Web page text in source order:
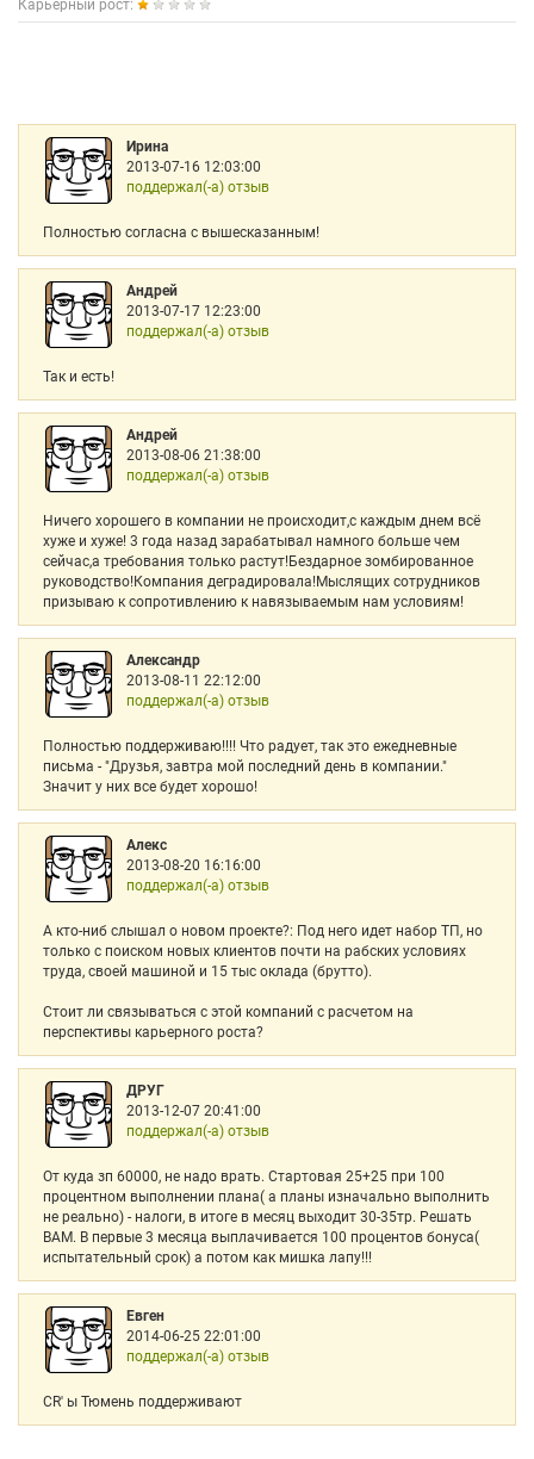
Карьерный рост:
Ирина
2013-07-16 12:03:00
поддержал(-а) отзыв
Полностью согласна с вышесказанным!
Андрей
2013-07-17 12:23:00
поддержал(-а) отзыв
Так и есть!
Андрей
2013-08-06 21:38:00
поддержал(-а) отзыв
Ничего хорошего в компании не происходит,с каждым днем всё
хуже и хуже! 3 года назад зарабатывал намного больше чем
сейчас,а требования только растут!Бездарное зомбированное
руководство!Компания деградировала!Мыслящих сотрудников
призываю к сопротивлению к навязываемым нам условиям!
Александр
2013-08-11 22:12:00
поддержал(-а) отзыв
Полностью поддерживаю!!!! Что радует, так это ежедневные
письма - "Друзья, завтра мой последний день в компании."
Значит у них все будет хорошо!
Алекс
2013-08-20 16:16:00
поддержал(-а) отзыв
А кто-ниб слышал о новом проекте?: Под него идет набор ТП, но
только с поиском новых клиентов почти на рабских условиях
труда, своей машиной и 15 тыс оклада (брутто).
Стоит ли связываться с этой компаний с расчетом на
перспективы карьерного роста?
ДРУГ
2013-12-07 20:41:00
поддержал(-а) отзыв
От куда зп 60000, не надо врать. Стартовая 25+25 при 100
процентном выполнении плана( а планы изначально выполнить
не реально) - налоги, в итоге в месяц выходит 30-35тр. Решать
ВАМ. В первые 3 месяца выплачивается 100 процентов бонуса(
испытательный срок) а потом как мишка лапу!!!
Евген
2014-06-25 22:01:00
поддержал(-а) отзыв
CR' ы Тюмень поддерживают